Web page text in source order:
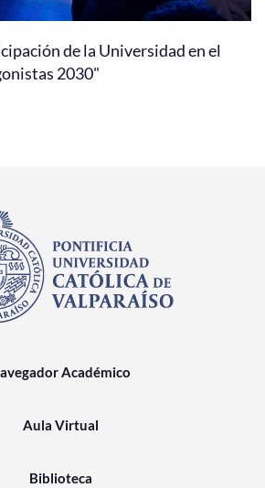
de la Universidad en el
2030"
Académico
Aula Virtual
Biblioteca